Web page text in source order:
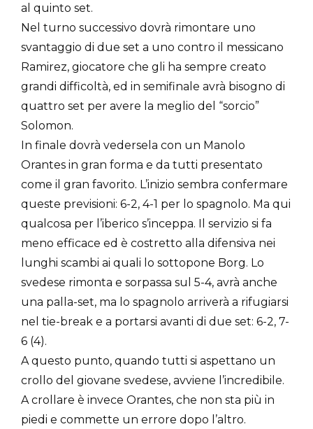
al quinto set.
Nel turno successivo dovrà rimontare uno
svantaggio di due set a uno contro il messicano
Ramirez, giocatore che gli ha sempre creato
grandi difficoltà, ed in semifinale avrà bisogno di
quattro set per avere la meglio del “sorcio”
Solomon.
In finale dovrà vedersela con un Manolo
Orantes in gran forma e da tutti presentato
come il gran favorito. L’inizio sembra confermare
queste previsioni: 6-2, 4-1 per lo spagnolo. Ma qui
qualcosa per l’iberico s’inceppa. Il servizio si fa
meno efficace ed è costretto alla difensiva nei
lunghi scambi ai quali lo sottopone Borg. Lo
svedese rimonta e sorpassa sul 5-4, avrà anche
una palla-set, ma lo spagnolo arriverà a rifugiarsi
nel tie-break e a portarsi avanti di due set: 6-2, 7-
6 (4).
A questo punto, quando tutti si aspettano un
crollo del giovane svedese, avviene l’incredibile.
A crollare è invece Orantes, che non sta più in
piedi e commette un errore dopo l’altro.